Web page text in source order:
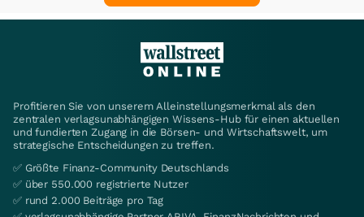
Profitieren Sie von unserem Alleinstellungsmerkmal als den
zentralen verlagsunabhängigen Wissens-Hub für einen aktuellen
und fundierten Zugang in die Börsen- und Wirtschaftswelt, um
strategische Entscheidungen zu treffen.
✅ Größte Finanz-Community Deutschlands
✅ über 550.000 registrierte Nutzer
✅ rund 2.000 Beiträge pro Tag